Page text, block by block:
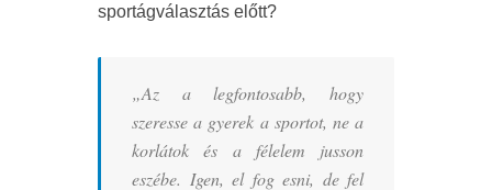
sportágválasztás előtt?
„Az a legfontosabb, hogy
szeresse a gyerek a sportot, ne a
korlátok és a félelem jusson
eszébe. Igen, el fog esni, de fel